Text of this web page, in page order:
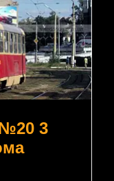
3